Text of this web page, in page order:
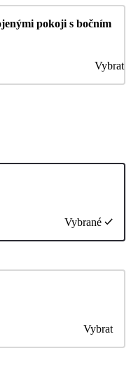
pokoji s bočním
Vybrat
Vybrané
Vybrat